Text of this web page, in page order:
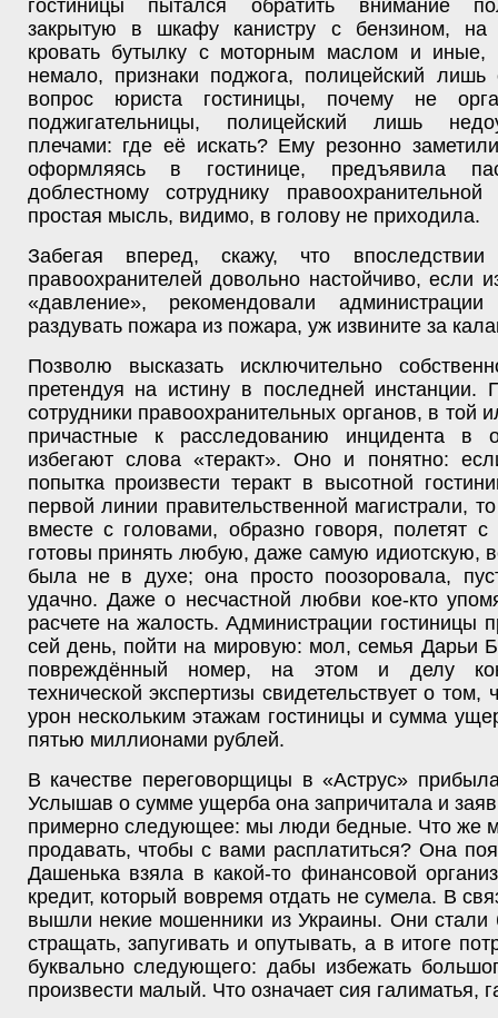
гостиницы пытался обратить внимание
закрытую в шкафу канистру с бензином, на
кровать бутылку с моторным маслом и иные,
немало, признаки поджога, полицейский лишь
вопрос юриста гостиницы, почему не
поджигательницы, полицейский лишь
плечами: где её искать? Ему резонно
оформляясь в гостинице, предъявила
доблестному сотруднику
простая мысль, видимо, в голову не приходила.
Забегая вперед, скажу, что
правоохранителей довольно настойчиво, если
«давление», рекомендовали
раздувать пожара из пожара, уж извините за
Позволю высказать исключительно
претендуя на истину в последней инстанции.
сотрудники правоохранительных органов, в той
причастные к расследованию инцидента в
избегают слова «теракт». Оно и понятно:
попытка произвести теракт в высотной
первой линии правительственной магистрали,
вместе с головами, образно говоря, полетят
готовы принять любую, даже самую идиотскую,
была не в духе; она просто поозоровала,
удачно. Даже о несчастной любви кое-кто
расчете на жалость. Администрации гостиницы
сей день, пойти на мировую: мол, семья Дарьи
повреждённый номер, на этом и делу
технической экспертизы свидетельствует о том,
урон нескольким этажам гостиницы и сумма
пятью миллионами рублей.
В качестве переговорщицы в «Аструс»
Услышав о сумме ущерба она запричитала и
примерно следующее: мы люди бедные. Что же
продавать, чтобы с вами расплатиться? Она
Дашенька взяла в какой-то финансовой
кредит, который вовремя отдать не сумела. В
вышли некие мошенники из Украины. Они стали
стращать, запугивать и опутывать, а в итоге
буквально следующего: дабы избежать
произвести малый. Что означает сия галиматья,